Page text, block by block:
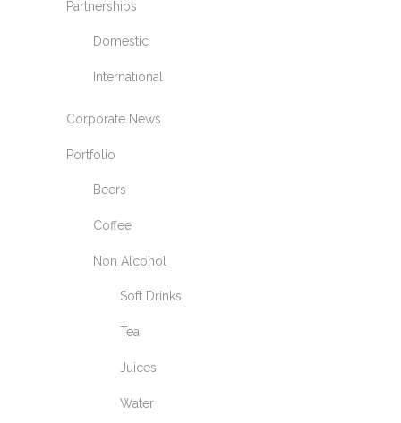
Partnerships
Domestic
International
Corporate News
Portfolio
Beers
Coffee
Non Alcohol
Soft Drinks
Tea
Juices
Water